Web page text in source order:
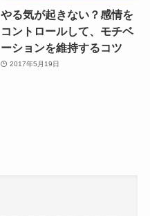
やる気が起きない？感情を
コントロールして、モチベ
ーションを維持するコツ
2017年5月19日